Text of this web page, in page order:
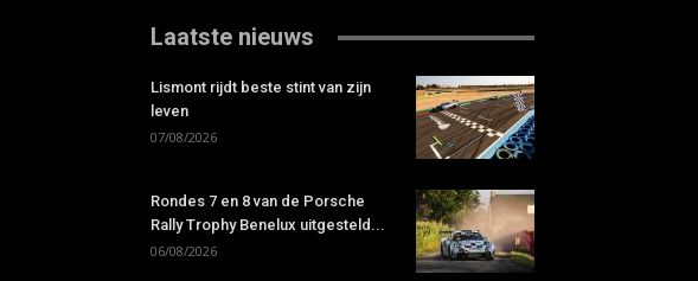
Laatste nieuws
Lismont rijdt beste stint van zijn
leven
07/08/2026
Rondes 7 en 8 van de Porsche
Rally Trophy Benelux uitgesteld...
06/08/2026